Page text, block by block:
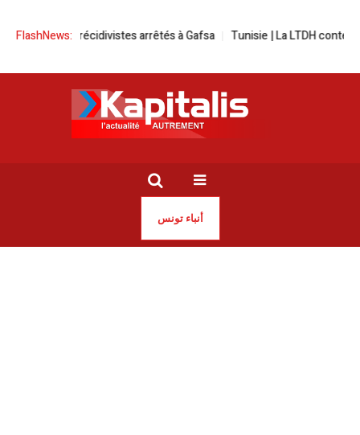
FlashNews:
récidivistes arrêtés à Gafsa Tunisie | La LTDH contestera sa
أنباء تونس